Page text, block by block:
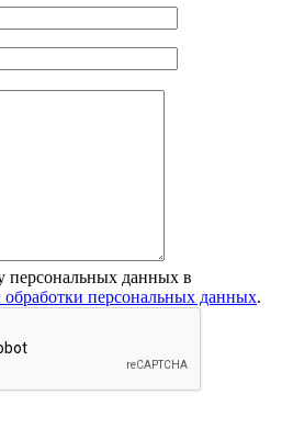
персональных данных в
персональных данных.